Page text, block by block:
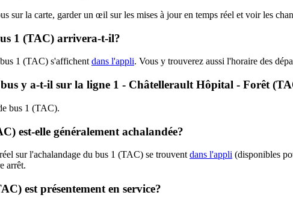
sur la carte, garder un œil sur les mises à jour en temps réel et voir les
1 (TAC) arrivera-t-il?
1 (TAC) s'affichent dans l'appli. Vous y trouverez aussi l'horaire des
y a-t-il sur la ligne 1 - Châtellerault Hôpital - Forêt
bus 1 (TAC).
est-elle généralement achalandée?
sur l'achalandage du bus 1 (TAC) se trouvent dans l'appli (disponibles
arrêt.
est présentement en service?